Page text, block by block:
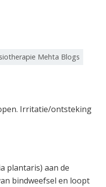
Mehta Blogs
Irritatie/ontsteking
plantaris) aan de
bindweefsel en loopt